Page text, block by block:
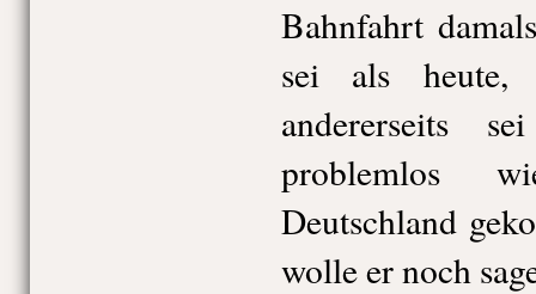
Bahnfahrt
sei als
andererseits
problemlos
Deutschland
wolle er noch